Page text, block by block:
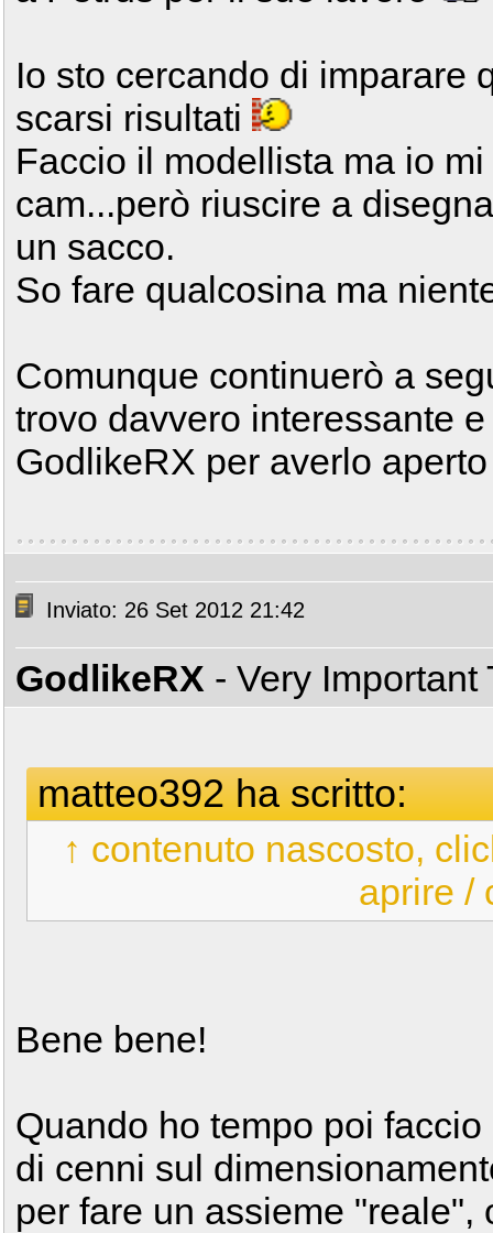
Io sto cercando di imparare
scarsi risultati
Faccio il modellista ma io
cam...però riuscire a
un sacco.
So fare qualcosina ma
Comunque continuerò a
trovo davvero interessante
GodlikeRX per averlo
Inviato: 26 Set 2012 21:42
GodlikeRX - Very
matteo392 ha scritto:
↑ contenuto nascosto,
aprire /
Bene bene!
Quando ho tempo poi
di cenni sul
per fare un assieme "reale",